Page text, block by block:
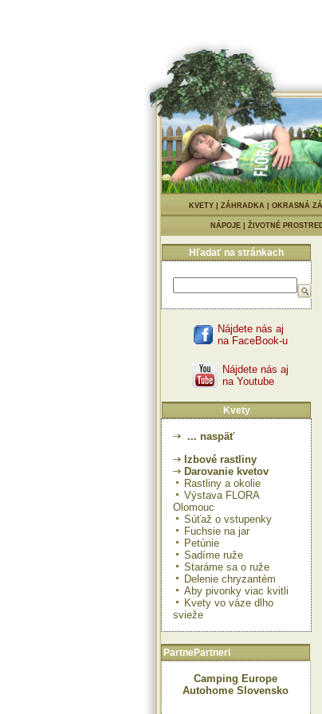
KVETY ZÁHRADKA OKRASNÁ
NÁPOJE ŽIVOTNÉ
Hľadať na stránkach
Nájdete nás aj
na FaceBook-u
Nájdete nás aj
na Youtube
Kvety
... naspäť
Izbové rastliny
Darovanie kvetov
Rastliny a okolie
Výstava FLORA
Olomouc
Súťaž o vstupenky
Fuchsie na jar
Petúnie
Sadíme ruže
Staráme sa o ruže
Delenie chryzantém
Aby pivonky viac kvitli
Kvety vo váze dlho
svieže
PartnePartneri
Camping Europe
Autohome Slovensko